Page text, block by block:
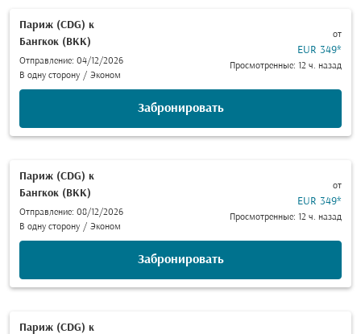
Париж (CDG) к
Бангкок (BKK)
Отправление: 04/12/2026
В одну сторону / Эконом
от
EUR 349*
Просмотренные: 12 ч. назад
Забронировать
Париж (CDG) к
Бангкок (BKK)
Отправление: 08/12/2026
В одну сторону / Эконом
от
EUR 349*
Просмотренные: 12 ч. назад
Забронировать
Париж (CDG) к